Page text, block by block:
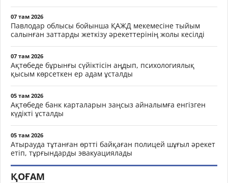
07 там 2026
Павлодар облысы бойынша ҚАЖД мекемесіне тыйым
салынған заттарды жеткізу әрекеттерінің жолы кесілді
07 там 2026
Ақтөбеде бұрынғы сүйіктісін аңдып, психологиялық
қысым көрсеткен ер адам ұсталды
05 там 2026
Ақтөбеде банк карталарын заңсыз айналымға енгізген
күдікті ұсталды
05 там 2026
Атырауда тұтанған өртті байқаған полицей шұғыл әрекет
етіп, тұрғындарды эвакуациялады
ҚОҒАМ